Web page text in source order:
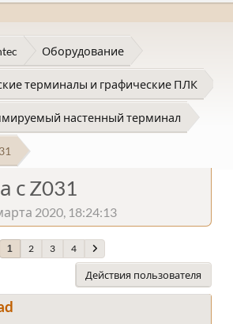
Оборудование
терминалы и графические ПЛК
настенный терминал
с Z031
2020, 18:24:13
1 2 3 4
Действия пользователя